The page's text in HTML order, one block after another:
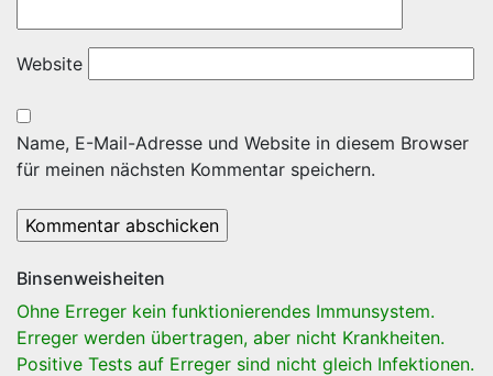
Website
Name, E-Mail-Adresse und Website in diesem Browser
für meinen nächsten Kommentar speichern.
Binsenweisheiten
Ohne Erreger kein funktionierendes Immunsystem.
Erreger werden übertragen, aber nicht Krankheiten.
Positive Tests auf Erreger sind nicht gleich Infektionen.